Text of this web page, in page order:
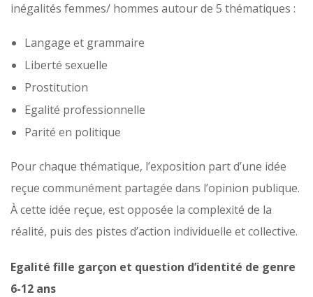
inégalités femmes/ hommes autour de 5 thématiques :
Langage et grammaire
Liberté sexuelle
Prostitution
Egalité professionnelle
Parité en politique
Pour chaque thématique, l’exposition part d’une idée
reçue communément partagée dans l’opinion publique.
À cette idée reçue, est opposée la complexité de la
réalité, puis des pistes d’action individuelle et collective.
Egalité fille garçon et question d’identité de genre
6-12 ans